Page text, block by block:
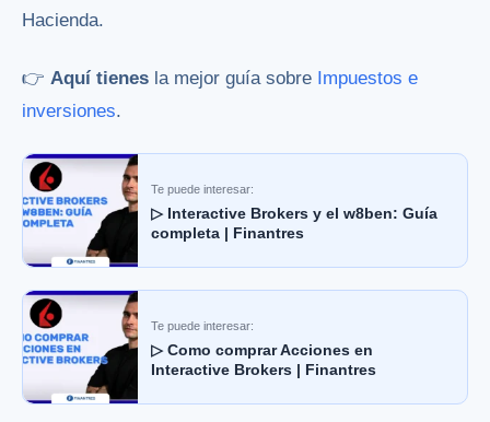
Hacienda.
👉 Aquí tienes la mejor guía sobre Impuestos e
inversiones.
Te puede interesar:
▷ Interactive Brokers y el w8ben: Guía
completa | Finantres
Te puede interesar:
▷ Como comprar Acciones en
Interactive Brokers | Finantres